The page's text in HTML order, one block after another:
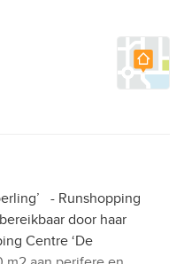
- Runshopping
door haar
Centre ‘De